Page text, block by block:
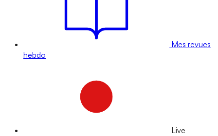
Mes revues
hebdo
Live